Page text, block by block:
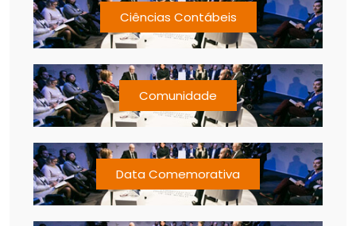
Ciências Contábeis
Comunidade
Data Comemorativa